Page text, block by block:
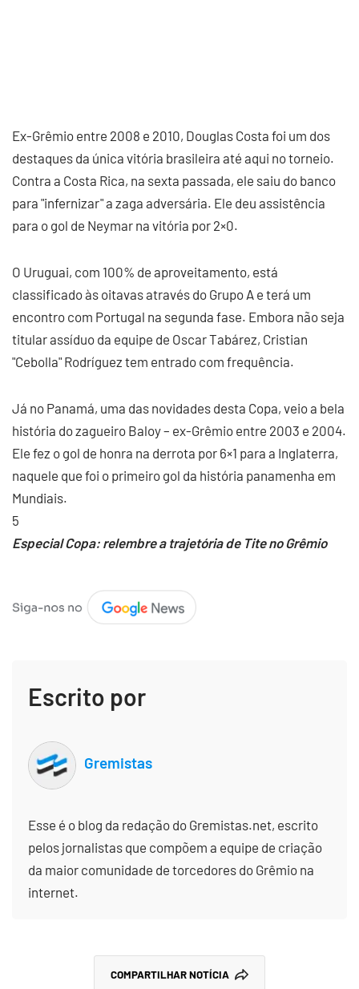
Ex-Grêmio entre 2008 e 2010, Douglas Costa foi um dos
destaques da única vitória brasileira até aqui no torneio.
Contra a Costa Rica, na sexta passada, ele saiu do banco
para "infernizar" a zaga adversária. Ele deu assistência
para o gol de Neymar na vitória por 2×0.
O Uruguai, com 100% de aproveitamento, está
classificado às oitavas através do Grupo A e terá um
encontro com Portugal na segunda fase. Embora não seja
titular assíduo da equipe de Oscar Tabárez, Cristian
"Cebolla" Rodríguez tem entrado com frequência.
Já no Panamá, uma das novidades desta Copa, veio a bela
história do zagueiro Baloy – ex-Grêmio entre 2003 e 2004.
Ele fez o gol de honra na derrota por 6×1 para a Inglaterra,
naquele que foi o primeiro gol da história panamenha em
Mundiais.
5
Especial Copa: relembre a trajetória de Tite no Grêmio
Escrito por
Gremistas
Esse é o blog da redação do Gremistas.net, escrito
pelos jornalistas que compõem a equipe de criação
da maior comunidade de torcedores do Grêmio na
internet.
COMPARTILHAR NOTÍCIA